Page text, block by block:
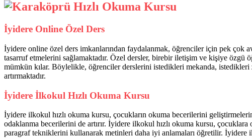
İyidere Online Özel Ders
İyidere online özel ders imkanlarından faydalanmak, öğrenciler için pek çok
tasarruf etmelerini sağlamaktadır. Özel dersler, birebir iletişim ve kişiye
mümkün kılar. Böylelikle, öğrenciler derslerini istedikleri mekanda, istedikleri
artırmaktadır.
İyidere İlkokul Hızlı Okuma Kursu
İyidere ilkokul hızlı okuma kursu, çocukların okuma becerilerini
odaklanma becerilerini de artırır. İyidere ilkokul hızlı okuma kursu,
paragraf tekniklerini kullanarak metinleri daha iyi anlamaları öğretilir. İyidere